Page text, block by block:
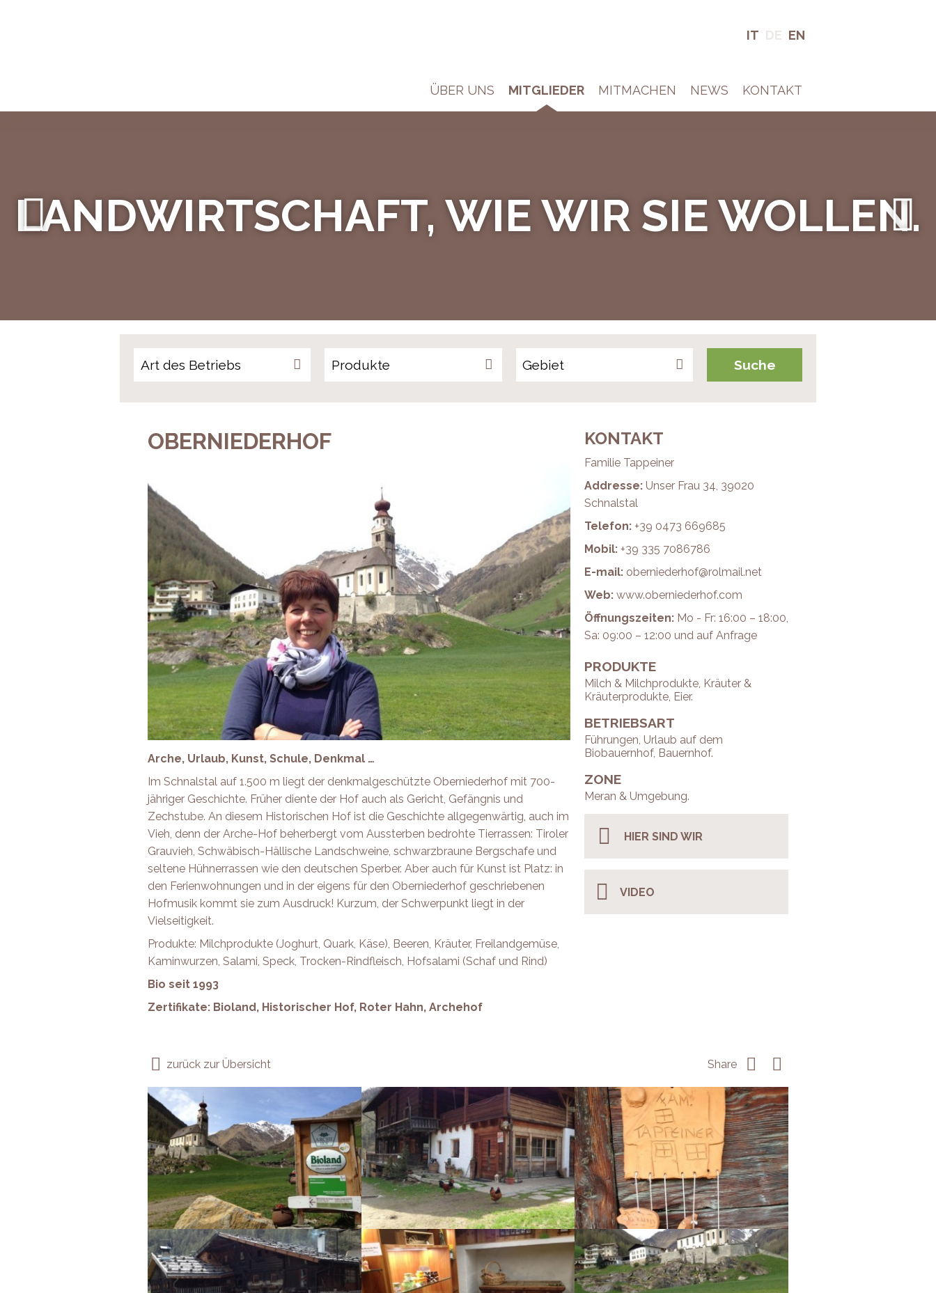
IT DE EN
ÜBER UNS MITGLIEDER MITMACHEN NEWS KONTAKT
LANDWIRTSCHAFT, WIE WIR SIE WOLLEN.
Produkte
OBERNIEDERHOF
Arche, Urlaub, Kunst, Schule, Denkmal …
Im Schnalstal auf 1.500 m liegt der denkmalgeschützte Oberniederhof mit 700-
jähriger Geschichte. Früher diente der Hof auch als Gericht, Gefängnis und
Zechstube. An diesem Historischen Hof ist die Geschichte allgegenwärtig, auch im
Vieh, denn der Arche-Hof beherbergt vom Aussterben bedrohte Tierrassen: Tiroler
Grauvieh, Schwäbisch-Hällische Landschweine, schwarzbraune Bergschafe und
seltene Hühnerrassen wie den deutschen Sperber. Aber auch für Kunst ist Platz: in
den Ferienwohnungen und in der eigens für den Oberniederhof geschriebenen
Hofmusik kommt sie zum Ausdruck! Kurzum, der Schwerpunkt liegt in der
Vielseitigkeit.
Produkte: Milchprodukte (Joghurt, Quark, Käse), Beeren, Kräuter, Freilandgemüse,
Kaminwurzen, Salami, Speck, Trocken-Rindfleisch, Hofsalami (Schaf und Rind)
Bio seit 1993
Zertifikate: Bioland, Historischer Hof, Roter Hahn, Archehof
KONTAKT
Familie Tappeiner
Addresse: Unser Frau 34, 39020
Schnalstal
Telefon: +39 0473 669685
Mobil: +39 335 7086786
E-mail:oberniederhof@rolmail.net
Web:www.oberniederhof.com
Öffnungszeiten:Mo - Fr: 16:00 – 18:00,
Sa: 09:00 – 12:00 und auf Anfrage
PRODUKTE
Milch & Milchprodukte, Kräuter &
Kräuterprodukte, Eier.
BETRIEBSART
Führungen, Urlaub auf dem
Biobauernhof, Bauernhof.
ZONE
Meran & Umgebung.
HIER SIND WIR
VIDEO
zurück zur Übersicht Share